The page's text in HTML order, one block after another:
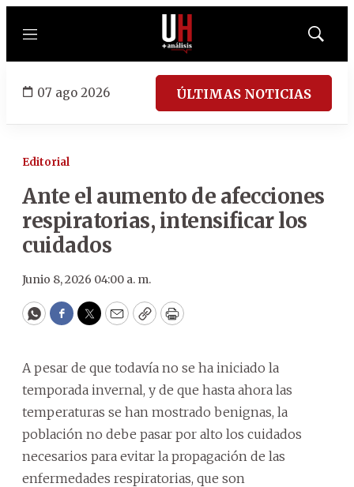
Menú
Mostrar
07 ago 2026 ÚLTIMAS NOTICIAS
Editorial
Ante el aumento de afecciones
respiratorias, intensificar los
cuidados
Junio 8, 2026 04:00 a. m.
WhatsApp
Facebook
Twitter
EmailCopyPrint
A pesar de que todavía no se ha iniciado la
temporada invernal, y de que hasta ahora las
temperaturas se han mostrado benignas, la
población no debe pasar por alto los cuidados
necesarios para evitar la propagación de las
enfermedades respiratorias, que son